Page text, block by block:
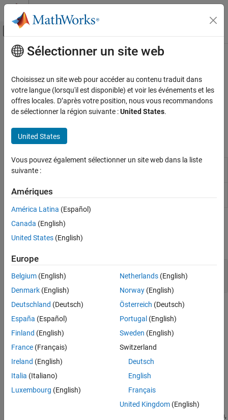
Passer au contenu
Activer/désactiver l'affichage du menu
Accueil de la documentation
Signal Processing Toolbox
L'IA pour les signaux
Classification
Prétraitement et extraction de
caractéristiques
Détection d'anomalies
Systèmes d’IA embarqués
Contenu principal
Classification
Classifier les attributs des signaux et segmenter le signal avec la
classification séquence à séquence
Classifiez les signaux avec des workflows d’IA centrés sur les
Applications
Classification
Learner
Experiment
Manager
compare deep learning networks
Fonctions
développer tout
Datastores, extracteurs de caractéristiques et
couches
Informations connexes
Prétraitement et extraction de caractéristiques
Classification de séquences avec le Deep Learning
Learning Toolbox)
Rubriques
Use Experiment Manager Templates for Signal Processing
Set up and run deep learning experiments for signal segmentation,
Sélectionner un site web
Choisissez un site web pour accéder au contenu traduit dans
votre langue (lorsqu'il est disponible) et voir les événements et les
offres locales. D’après votre position, nous vous recommandons
de sélectionner la région suivante :United States.
United States
Vous pouvez également sélectionner un site web dans la liste
suivante :
Amériques
América Latina (Español)
Canada (English)
United States (English)
Europe
Belgium (English)
Denmark (English)
Deutschland (Deutsch)
España (Español)
Finland (English)
France (Français)
Ireland (English)
Italia (Italiano)
Luxembourg (English)
Netherlands(English)
Norway(English)
Österreich (Deutsch)
Portugal (English)
Sweden (English)
Switzerland
Deutsch
English
Français
United Kingdom(English)